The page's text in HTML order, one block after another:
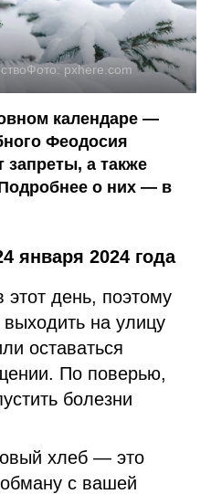
Фото: pxhere.com
календаре —
Феодосия
запреты, а также
о них — в
января 2024 года
этот день, поэтому
на улицу
оставаться
По поверью,
болезни
хлеб — это
с вашей